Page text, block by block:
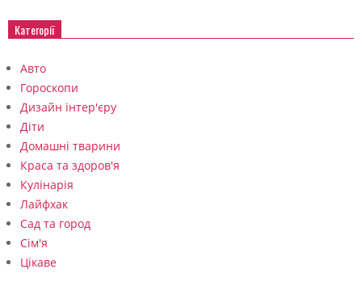
Категорії
Авто
Гороскопи
Дизайн інтер'єру
Діти
Домашні тварини
Краса та здоров'я
Кулінарія
Лайфхак
Сад та город
Сім'я
Цікаве